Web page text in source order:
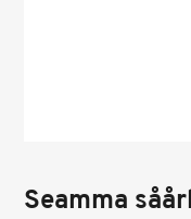
Seamma